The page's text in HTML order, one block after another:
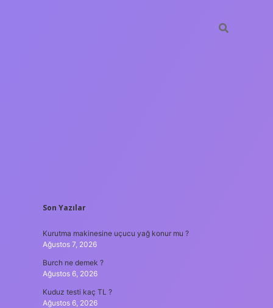
SIDEBAR
Son Yazılar
Kurutma makinesine uçucu yağ konur mu ?
Ağustos 7, 2026
Burch ne demek ?
Ağustos 6, 2026
Kuduz testi kaç TL ?
Ağustos 6, 2026